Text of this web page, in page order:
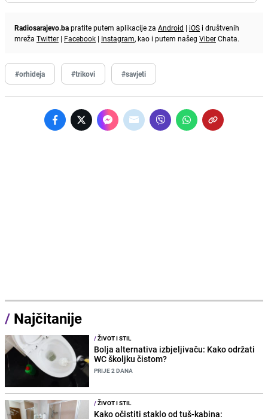
Radiosarajevo.bapratite putem aplikacije za Android | iOS i društvenih
mreža Twitter | Facebook | Instagram, kao i putem našeg ViberChata.
#orhideja #trikovi #savjeti
/ Najčitanije
/ŽIVOT I STIL
Bolja alternativa izbjeljivaču: Kako održati
WC školjku čistom?
PRIJE 2 DANA
/ŽIVOT I STIL
Kako očistiti staklo od tuš-kabina: